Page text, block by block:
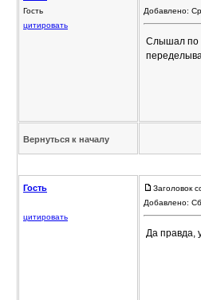
Гость
цитировать
Добавлено:
Слышал по
Вернуться к началу
Гость
цитировать
Заголовок
Добавлено:
Да правда,